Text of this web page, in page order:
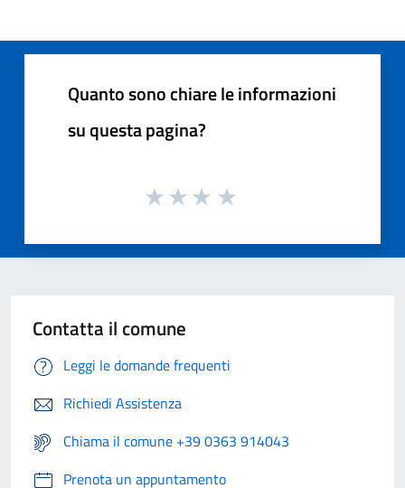
Quanto sono chiare le informazioni
su questa pagina?
Contatta il comune
Leggi le domande frequenti
Richiedi Assistenza
Chiama il comune +39 0363 914043
Prenota un appuntamento